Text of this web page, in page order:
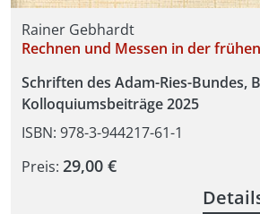
Rainer Gebhardt
Rechnen und Messen in der
Schriften des Adam-Ries-Bundes,
Kolloquiumsbeiträge 2025
ISBN: 978-3-944217-61-1
Preis: 29,00 €